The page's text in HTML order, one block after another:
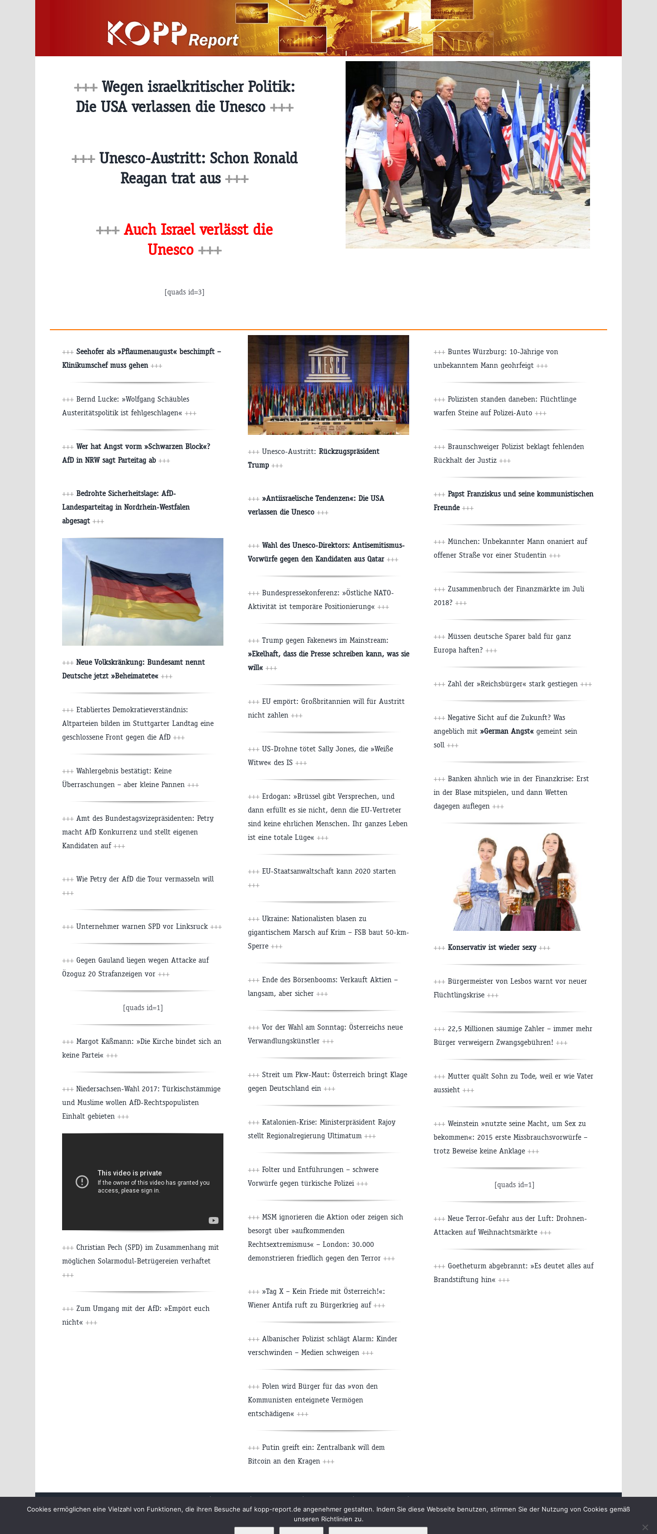
+++ Wegen israelkritischer Politik:
Die USA verlassen die Unesco +++
+++ Unesco-Austritt: Schon Ronald
Reagan trat aus +++
+++ Auch Israel verlässt die
Unesco +++
[quads id=3]
+++ Seehofer als »Pflaumenaugust« beschimpft –
Klinikumschef muss gehen +++
+++ Bernd Lucke: »Wolfgang Schäubles
Austeritätspolitik ist fehlgeschlagen« +++
+++ Wer hat Angst vorm »Schwarzen Block«?
AfD in NRW sagt Parteitag ab +++
+++ Bedrohte Sicherheitslage: AfD-
Landesparteitag in Nordrhein-Westfalen
abgesagt +++
+++ Neue Volkskränkung: Bundesamt nennt
Deutsche jetzt »Beheimatete« +++
+++ Etabliertes Demokratieverständnis:
Altparteien bilden im Stuttgarter Landtag eine
geschlossene Front gegen die AfD +++
+++ Wahlergebnis bestätigt: Keine
Überraschungen – aber kleine Pannen +++
+++ Amt des Bundestagsvizepräsidenten: Petry
macht AfD Konkurrenz und stellt eigenen
Kandidaten auf +++
+++ Wie Petry der AfD die Tour vermasseln will
+++
+++ Unternehmer warnen SPD vor Linksruck +++
+++ Gegen Gauland liegen wegen Attacke auf
Özoguz 20 Strafanzeigen vor +++
[quads id=1]
+++ Margot Käßmann: »Die Kirche bindet sich an
keine Partei« +++
+++ Niedersachsen-Wahl 2017: Türkischstämmige
und Muslime wollen AfD-Rechtspopulisten
Einhalt gebieten +++
+++ Christian Pech (SPD) im Zusammenhang mit
möglichen Solarmodul-Betrügereien verhaftet
+++
+++ Zum Umgang mit der AfD: »Empört euch
nicht« +++
+++ Unesco-Austritt: Rückzugspräsident
Trump +++
+++ »Antiisraelische Tendenzen«: Die USA
verlassen die Unesco +++
+++ Wahl des Unesco-Direktors: Antisemitismus-
Vorwürfe gegen den Kandidaten aus Qatar +++
+++ Bundespressekonferenz: »Östliche NATO-
Aktivität ist temporäre Positionierung« +++
+++ Trump gegen Fakenews im Mainstream:
»Ekelhaft, dass die Presse schreiben kann, was sie
will« +++
+++ EU empört: Großbritannien will für Austritt
nicht zahlen +++
+++ US-Drohne tötet Sally Jones, die »Weiße
Witwe« des IS +++
+++ Erdogan: »Brüssel gibt Versprechen, und
dann erfüllt es sie nicht, denn die EU-Vertreter
sind keine ehrlichen Menschen. Ihr ganzes Leben
ist eine totale Lüge« +++
+++ EU-Staatsanwaltschaft kann 2020 starten
+++
+++ Ukraine: Nationalisten blasen zu
gigantischem Marsch auf Krim – FSB baut 50-km-
Sperre +++
+++ Ende des Börsenbooms: Verkauft Aktien –
langsam, aber sicher +++
+++ Vor der Wahl am Sonntag: Österreichs neue
Verwandlungskünstler +++
+++ Streit um Pkw-Maut: Österreich bringt Klage
gegen Deutschland ein +++
+++ Katalonien-Krise: Ministerpräsident Rajoy
stellt Regionalregierung Ultimatum +++
+++ Folter und Entführungen – schwere
Vorwürfe gegen türkische Polizei +++
+++ MSM ignorieren die Aktion oder zeigen sich
besorgt über »aufkommenden
Rechtsextremismus« – London: 30.000
demonstrieren friedlich gegen den Terror +++
+++ »Tag X – Kein Friede mit Österreich!«:
Wiener Antifa ruft zu Bürgerkrieg auf +++
+++ Albanischer Polizist schlägt Alarm: Kinder
verschwinden – Medien schweigen +++
+++ Polen wird Bürger für das »von den
Kommunisten enteignete Vermögen
entschädigen« +++
+++ Putin greift ein: Zentralbank will dem
Bitcoin an den Kragen +++
+++ Buntes Würzburg: 10-Jährige von
unbekanntem Mann geohrfeigt +++
+++ Polizisten standen daneben: Flüchtlinge
warfen Steine auf Polizei-Auto +++
+++ Braunschweiger Polizist beklagt fehlenden
Rückhalt der Justiz +++
+++ Papst Franziskus und seine kommunistischen
Freunde +++
+++ München: Unbekannter Mann onaniert auf
offener Straße vor einer Studentin +++
+++ Zusammenbruch der Finanzmärkte im Juli
2018? +++
+++ Müssen deutsche Sparer bald für ganz
Europa haften? +++
+++ Zahl der »Reichsbürger« stark gestiegen +++
+++ Negative Sicht auf die Zukunft? Was
angeblich mit »German Angst« gemeint sein
soll +++
+++ Banken ähnlich wie in der Finanzkrise: Erst
in der Blase mitspielen, und dann Wetten
dagegen auflegen +++
+++ Konservativ ist wieder sexy +++
+++ Bürgermeister von Lesbos warnt vor neuer
Flüchtlingskrise +++
+++ 22,5 Millionen säumige Zahler – immer mehr
Bürger verweigern Zwangsgebühren! +++
+++ Mutter quält Sohn zu Tode, weil er wie Vater
aussieht +++
+++ Weinstein »nutzte seine Macht, um Sex zu
bekommen«: 2015 erste Missbrauchsvorwürfe –
trotz Beweise keine Anklage +++
[quads id=1]
+++ Neue Terror-Gefahr aus der Luft: Drohnen-
Attacken auf Weihnachtsmärkte +++
+++ Goetheturm abgebrannt: »Es deutet alles auf
Brandstiftung hin« +++
Cookies ermöglichen eine Vielzahl von Funktionen, die ihren Besuche auf kopp-report.de angenehmer gestalten. Indem Sie diese Webseite benutzen, stimmen Sie der Nutzung von Cookies gemäß
unseren Richtlinien zu.